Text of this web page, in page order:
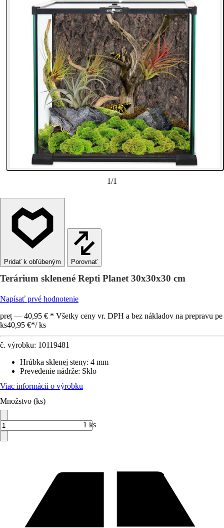
1/1
Porovnať
Terárium sklenené Repti Planet 30x30x30 cm
Napísať prvé hodnotenie
preț — 40,95 € * Všetky ceny vr. DPH a bez nákladov na prepravu pe
ks40,95 €*/ ks
č. výrobku: 10119481
Hrúbka sklenej steny: 4 mm
Prevedenie nádrže: Sklo
Viac informácií o výrobku
Množstvo (ks)
1 ks